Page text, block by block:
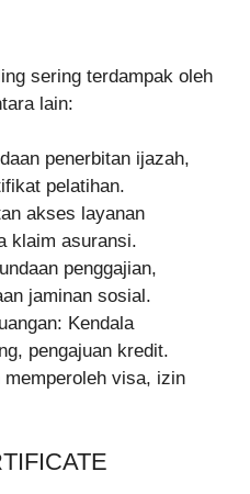
sering terdampak oleh
lain:
penerbitan ijazah,
pelatihan.
akses layanan
klaim asuransi.
penggajian,
jaminan sosial.
Kendala
pengajuan kredit.
visa, izin